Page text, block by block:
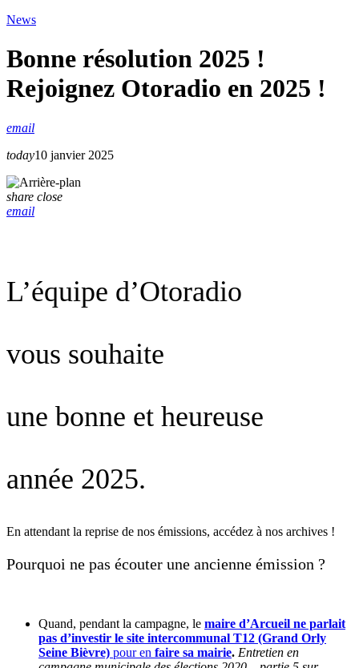
News
Bonne résolution 2025 !
Rejoignez Otoradio en 2025 !
email
today10 janvier 2025
share close
email
L’équipe d’Otoradio
vous souhaite
une bonne et heureuse
année 2025.
En attendant la reprise de nos émissions, accédez à nos archives !
Pourquoi ne pas écouter une ancienne émission ?
Quand, pendant la campagne, le maire d’Arcueil ne parlait
pas d’investir le site intercommunal T12 (Grand Orly
Seine Bièvre) pour en faire sa mairie. Entretien en